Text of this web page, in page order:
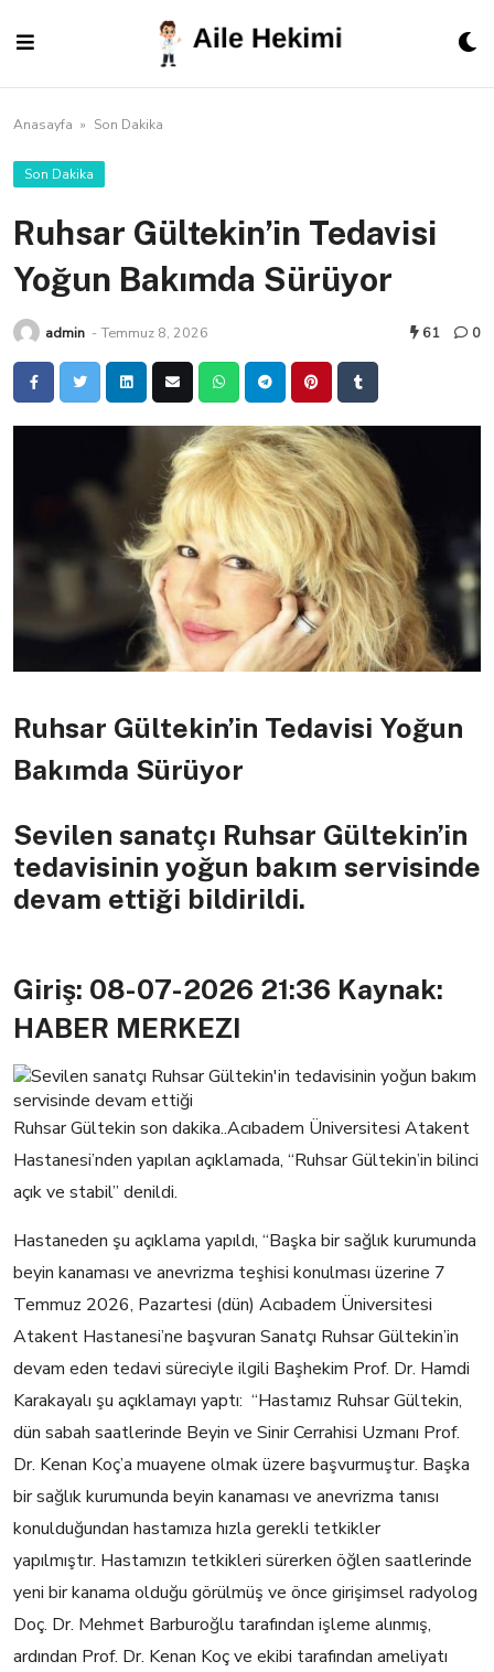
content
Anasayfa » Son Dakika
Son Dakika
Ruhsar Gültekin’in Tedavisi
Yoğun Bakımda Sürüyor
admin - Temmuz 8, 2026 61 0
Ruhsar Gültekin’in Tedavisi Yoğun
Bakımda Sürüyor
Sevilen sanatçı Ruhsar Gültekin’in
tedavisinin yoğun bakım servisinde
devam ettiği bildirildi.
Giriş: 08-07-2026 21:36 Kaynak:
HABER MERKEZI
Ruhsar Gültekin son dakika..Acıbadem Üniversitesi Atakent
Hastanesi’nden yapılan açıklamada, “Ruhsar Gültekin’in bilinci
açık ve stabil” denildi.
Hastaneden şu açıklama yapıldı, “Başka bir sağlık kurumunda
beyin kanaması ve anevrizma teşhisi konulması üzerine 7
Temmuz 2026, Pazartesi (dün) Acıbadem Üniversitesi
Atakent Hastanesi’ne başvuran Sanatçı Ruhsar Gültekin’in
devam eden tedavi süreciyle ilgili Başhekim Prof. Dr. Hamdi
Karakayalı şu açıklamayı yaptı: “Hastamız Ruhsar Gültekin,
dün sabah saatlerinde Beyin ve Sinir Cerrahisi Uzmanı Prof.
Dr. Kenan Koç’a muayene olmak üzere başvurmuştur. Başka
bir sağlık kurumunda beyin kanaması ve anevrizma tanısı
konulduğundan hastamıza hızla gerekli tetkikler
yapılmıştır. Hastamızın tetkikleri sürerken öğlen saatlerinde
yeni bir kanama olduğu görülmüş ve önce girişimsel radyolog
Doç. Dr. Mehmet Barburoğlu tarafından işleme alınmış,
ardından Prof. Dr. Kenan Koç ve ekibi tarafından ameliyatı